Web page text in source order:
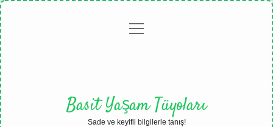
Gizlilikmenüyü
Basit Yaşam Tüyoları
Sade ve keyifli bilgilerle tanış!